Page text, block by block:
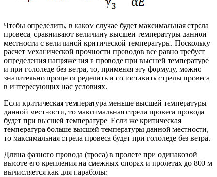
Чтобы определить, в каком случае будет максимальная стрела
провеса, сравнивают величину высшей температуры данной
местности с величиной критической температуры. Поскольку
расчет механической прочности проводов все равно требует
определения напряжения в проводе при высшей температуре
и при гололеде без ветра, то, применяя эту формулу, можно
значительно проще определить и сопоставить стрелы провеса
в интересующих нас условиях.
Если критическая температура меньше высшей температуры
данной местности, то максимальная стрела провеса провода
будет при высшей температуре. Если же критическая
температура больше высшей температуры данной местности,
то максимальная стрела провеса будет при гололеде без ветра.
Длина фазного провода (троса) в пролете при одинаковой
высоте его крепления на смежных опорах и пролетах до 800 м
вычисляется как для параболы: